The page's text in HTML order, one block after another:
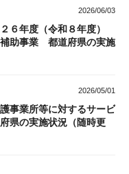
2026/06/03
２６年度（令和８年度）
助事業 都道府県の実施
2026/05/01
事業所等に対するサービ
県の実施状況（随時更